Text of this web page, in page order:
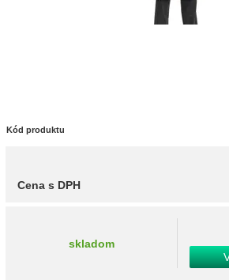
Kód produktu
Cena s DPH
skladom